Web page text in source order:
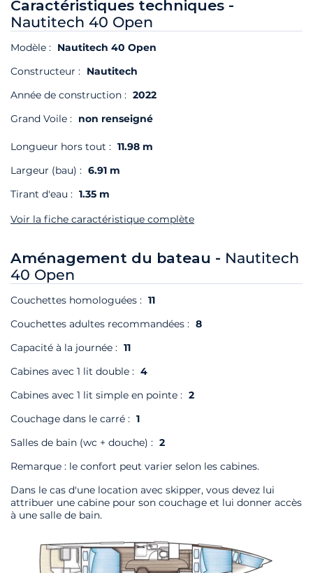
Caractéristiques techniques -
Nautitech 40 Open
Modèle : Nautitech 40 Open
Constructeur : Nautitech
Année de construction : 2022
Grand Voile : non renseigné
Longueur hors tout : 11.98 m
Largeur (bau) : 6.91 m
Tirant d'eau : 1.35 m
Voir la fiche caractéristique complète
Aménagement du bateau - Nautitech
40 Open
Couchettes homologuées : 11
Couchettes adultes recommandées : 8
Capacité à la journée : 11
Cabines avec 1 lit double : 4
Cabines avec 1 lit simple en pointe : 2
Couchage dans le carré : 1
Salles de bain (wc + douche) : 2
Remarque : le confort peut varier selon les cabines.
Dans le cas d'une location avec skipper, vous devez lui
attribuer une cabine pour son couchage et lui donner accès
à une salle de bain.